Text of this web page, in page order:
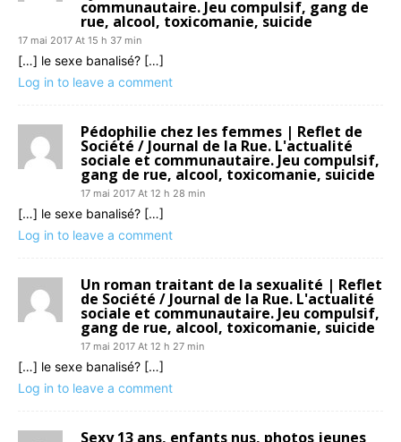
communautaire. Jeu compulsif, gang de
rue, alcool, toxicomanie, suicide
17 mai 2017 At 15 h 37 min
[…] le sexe banalisé? […]
Log in to leave a comment
Pédophilie chez les femmes | Reflet de
Société / Journal de la Rue. L'actualité
sociale et communautaire. Jeu compulsif,
gang de rue, alcool, toxicomanie, suicide
17 mai 2017 At 12 h 28 min
[…] le sexe banalisé? […]
Log in to leave a comment
Un roman traitant de la sexualité | Reflet
de Société / Journal de la Rue. L'actualité
sociale et communautaire. Jeu compulsif,
gang de rue, alcool, toxicomanie, suicide
17 mai 2017 At 12 h 27 min
[…] le sexe banalisé? […]
Log in to leave a comment
Sexy 13 ans, enfants nus, photos jeunes